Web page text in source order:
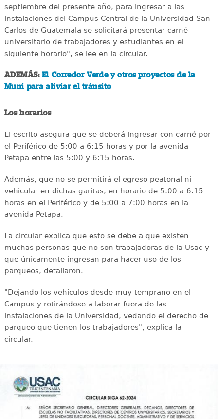
septiembre del presente año, para ingresar a las
instalaciones del Campus Central de la Universidad San
Carlos de Guatemala se solicitará presentar carné
universitario de trabajadores y estudiantes en el
siguiente horario", se lee en la circular.
ADEMÁS: El Corredor Verde y otros proyectos de la
Muni para aliviar el tránsito
Los horarios
El escrito asegura que se deberá ingresar con carné por
el Periférico de 5:00 a 6:15 horas y por la avenida
Petapa entre las 5:00 y 6:15 horas.
Además, que no se permitirá el egreso peatonal ni
vehicular en dichas garitas, en horario de 5:00 a 6:15
horas en el Periférico y de 5:00 a 7:00 horas en la
avenida Petapa.
La circular explica que esto se debe a que existen
muchas personas que no son trabajadoras de la Usac y
que únicamente ingresan para hacer uso de los
parqueos, detallaron.
"Dejando los vehículos desde muy temprano en el
Campus y retirándose a laborar fuera de las
instalaciones de la Universidad, vedando el derecho de
parqueo que tienen los trabajadores", explica la
circular.